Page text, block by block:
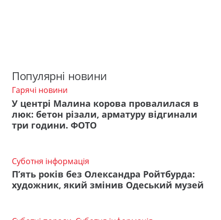
Популярні новини
Гарячі новини
У центрі Малина корова провалилася в
люк: бетон різали, арматуру відгинали
три години. ФОТО
Суботня інформація
П’ять років без Олександра Ройтбурда:
художник, який змінив Одеський музей